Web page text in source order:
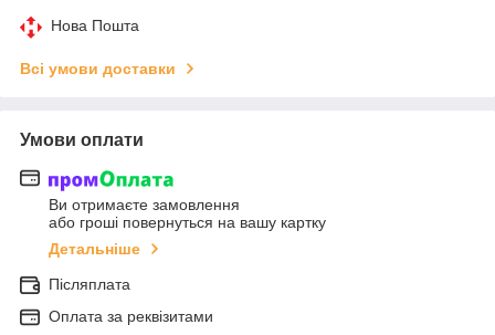
Нова Пошта
Всі умови доставки
Умови оплати
Ви отримаєте замовлення
або гроші повернуться на вашу картку
Детальніше
Післяплата
Оплата за реквізитами